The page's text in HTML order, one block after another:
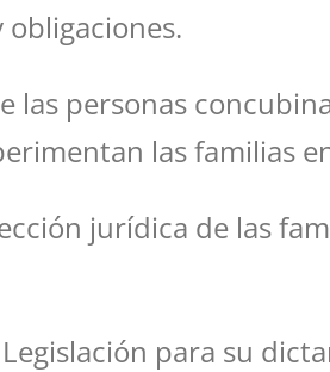
personas
las familias
jurídica de las
para su